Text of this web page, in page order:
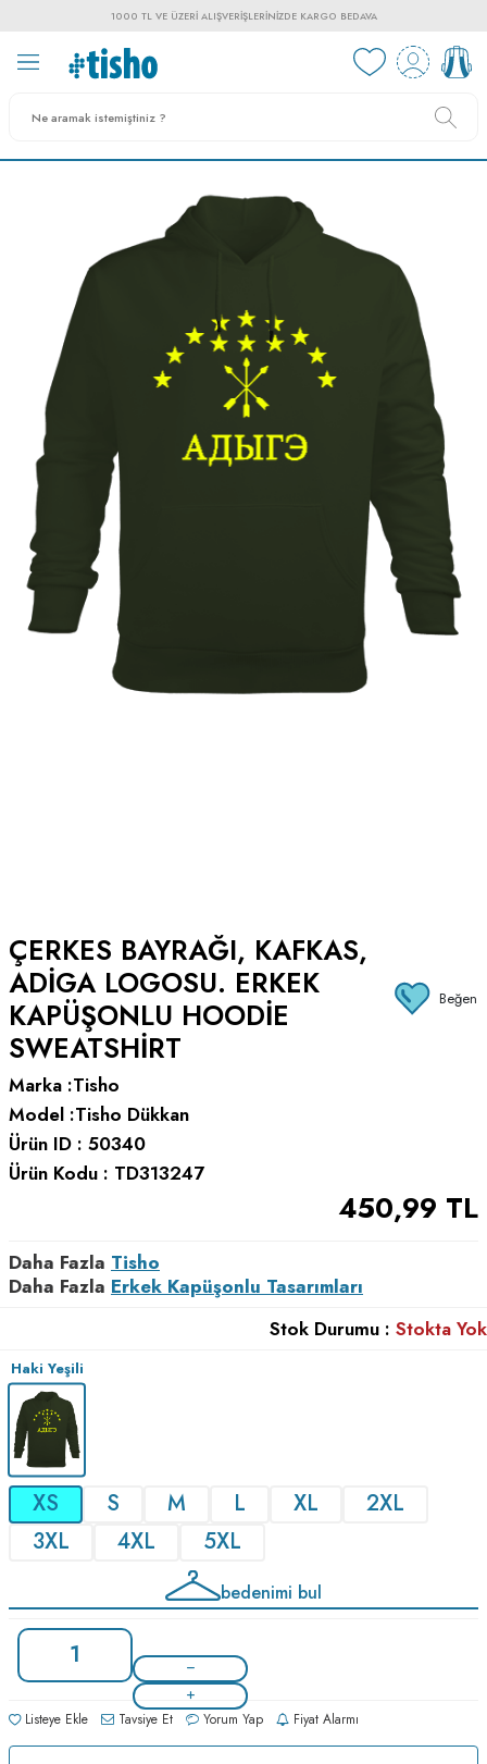
1000 TL VE ÜZERI ALIŞVERIŞLERINIZDE KARGO BEDAVA
ÇERKES BAYRAĞI, KAFKAS,
ADIGA LOGOSU. ERKEK
KAPÜŞONLU HOODIE
SWEATSHIRT
Beğen
Marka :Tisho
Model :Tisho Dükkan
Ürün ID : 50340
Ürün Kodu : TD313247
450,99 TL
Daha Fazla Tisho
Daha Fazla Erkek Kapüşonlu Tasarımları
Stok Durumu : Stokta Yok
Haki Yeşili
XS S M L XL
2XL
3XL
4XL 5XL
bedenimi bul
Listeye Ekle Tavsiye Et Yorum Yap Fiyat Alarmı